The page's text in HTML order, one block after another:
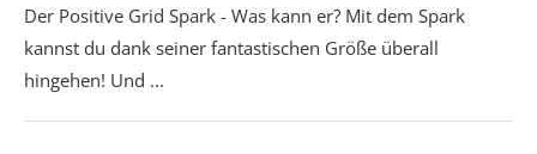
Der Positive Grid Spark - Was kann er? Mit dem Spark
kannst du dank seiner fantastischen Größe überall
hingehen! Und ...